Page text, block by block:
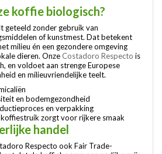
koffie biologisch?
geteeld zonder gebruik van
of kunstmest. Dat betekent
milieu én een gezondere omgeving
dieren. OnzeCostadoro Respecto is
en voldoet aan strenge Europese
en milieuvriendelijke teelt.
en bodemgezondheid
en verpakking
koffiestruik zorgt voor rijkere smaak
handel
Respecto ook Fair Trade-